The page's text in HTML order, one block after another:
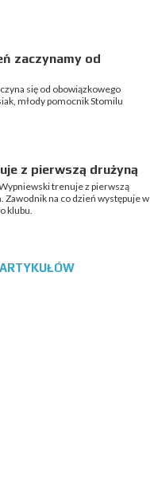
zaczynamy od
się od obowiązkowego
młody pomocnik Stomilu
z pierwszą drużyną
trenuje z pierwszą
Zawodnik na co dzień występuje w
klubu.